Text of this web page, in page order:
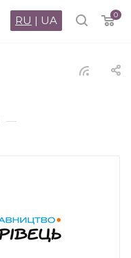
0
RU | UA
—